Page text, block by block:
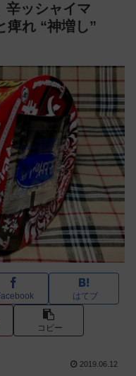
辛ッシャイマ
痺れ “神増し”
はてブ
コピー
2019.06.12